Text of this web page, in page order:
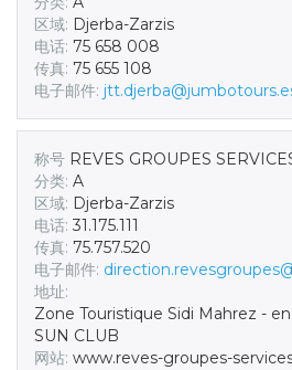
区域: Djerba-Zarzis
电话: 75 658 008
传真: 75 655 108
电子邮件:
称号 REVES GROUPES
分类: A
区域: Djerba-Zarzis
电话: 31.175.111
传真: 75.757.520
电子邮件:
地址:
Zone Touristique Sidi Mahrez -
SUN CLUB
网站: www.reves-groupes-